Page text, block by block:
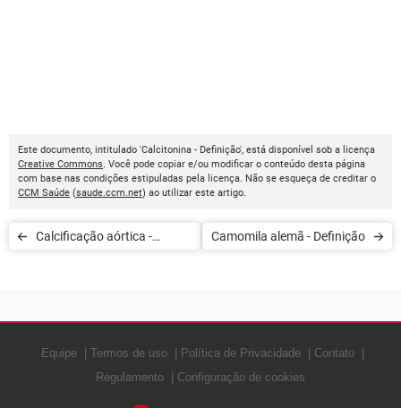
Este documento, intitulado 'Calcitonina - Definição', está disponível sob a licença
Creative Commons. Você pode copiar e/ou modificar o conteúdo desta página
com base nas condições estipuladas pela licença. Não se esqueça de creditar o
CCM Saúde (saude.ccm.net) ao utilizar este artigo.
Calcificação aórtica -
Camomila alemã - Definição
Equipe Termos de uso Política de Privacidade
Contato
Regulamento
Configuração de cookies